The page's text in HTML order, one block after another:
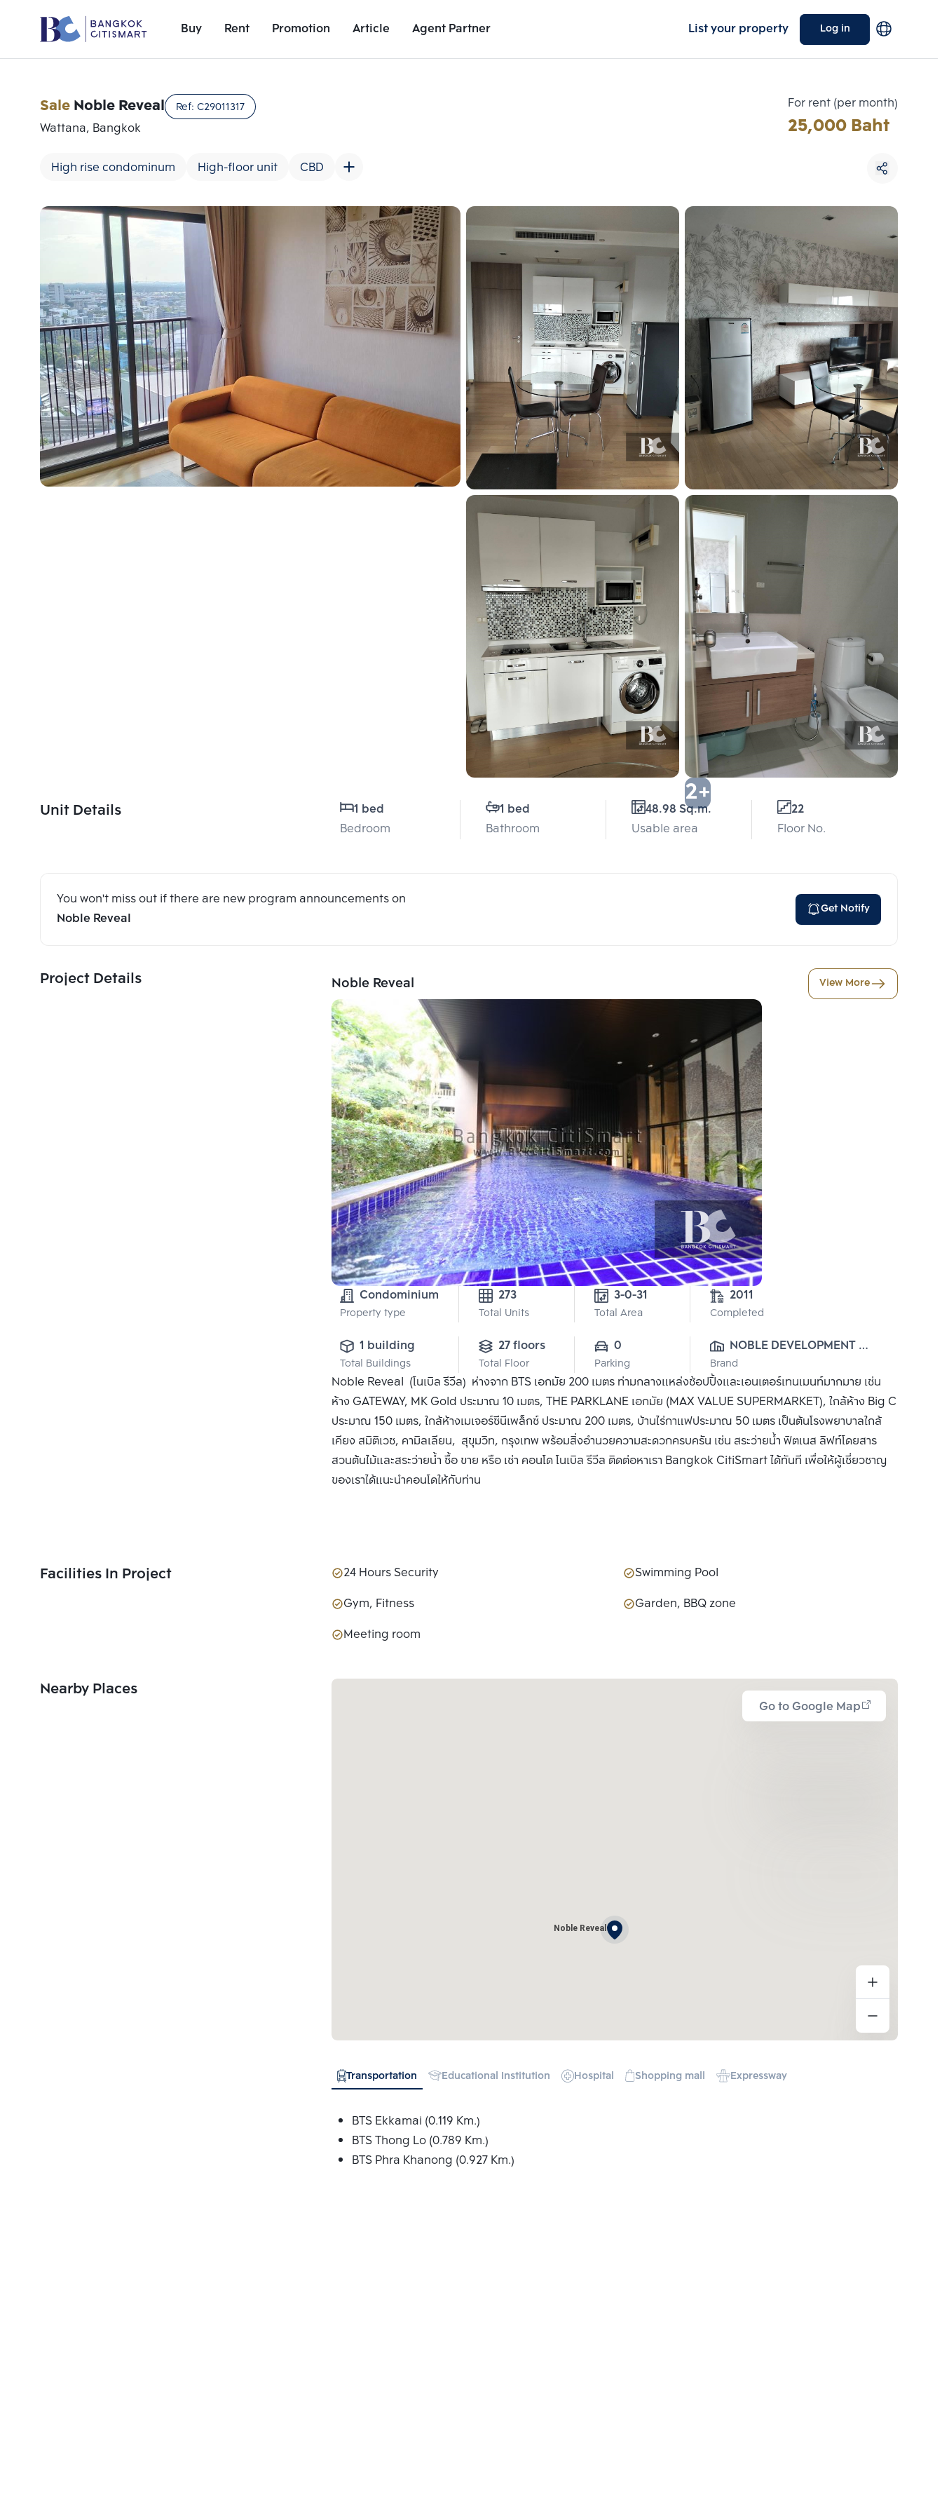
Buy Rent Promotion Article Agent Partner List your property Log in
Unit Details
SaleNoble Reveal Ref: C29011317
Wattana, Bangkok
High rise condominum High-floor unit CBD
For rent (per month)
25,000 Baht
2+
Unit Details
1 bed
Bedroom
1 bed
Bathroom
48.98 Sq.m.
Usable area
22
Floor No.
You won't miss out if there are new program announcements on
Noble Reveal
Get Notify
Project Details Noble Reveal View More
Condominium
Property type
273
Total Units Total Area
2011
Completed
1 building
Total Buildings
27 floors
Total Floor
0
Parking
NOBLE DEVELOPMENT
PUBLIC CO., LTD.
Brand
Noble Reveal (โนเบิล รีวีล) ห่างจาก BTS เอกมัย 200 เมตร ท่ามกลางแหล่งช้อปปิ้งและเอนเตอร์เทนเมนท์มากมาย เช่น
ห้าง GATEWAY, MK Gold ประมาณ 10 เมตร, THE PARKLANE เอกมัย (MAX VALUE SUPERMARKET), ใกล้ห้าง Big C
ประมาณ 150 เมตร, ใกล้ห้างเมเจอร์ซีนีเพล็กซ์ ประมาณ 200 เมตร, บ้านไร่กาแฟประมาณ 50 เมตร เป็นต้นโรงพยาบาลใกล้
เคียง สมิติเวช, คามิลเลียน, สุขุมวิท, กรุงเทพ พร้อมสิ่งอำนวยความสะดวกครบครัน เช่น สระว่ายน้ำ ฟิตเนส ลิฟท์โดยสาร
สวนต้นไม้และสระว่ายน้ำ ซื้อ ขาย หรือ เช่า คอนโด โนเบิล รีวีล ติดต่อหาเรา Bangkok CitiSmart ได้ทันที เพื่อให้ผู้เชี่ยวชาญ
ของเราได้แนะนำคอนโดให้กับท่าน
Facilities In Project 24 Hours Security
Swimming Pool
Gym, Fitness
Garden, BBQ zone
Meeting room
Nearby Places
Go to Google Map
Noble Reveal
Transportation Educational Institution Hospital Shopping mall Expressway
BTS Ekkamai (0.119 Km.)
BTS Thong Lo (0.789 Km.)
BTS Phra Khanong (0.927 Km.)
Add comparative units
Add comparative units
Number 2
Add comparative units
Number 3
Choose comparative unit
Compare
Clear all